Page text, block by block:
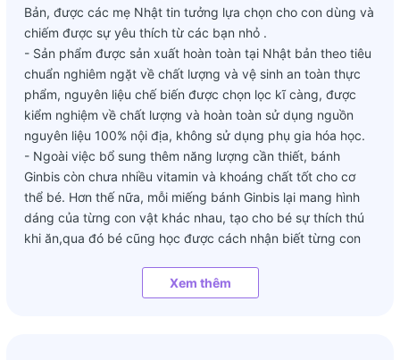
Bản, được các mẹ Nhật tin tưởng lựa chọn cho con dùng và
chiếm được sự yêu thích từ các bạn nhỏ .
- Sản phẩm được sản xuất hoàn toàn tại Nhật bản theo tiêu
chuẩn nghiêm ngặt về chất lượng và vệ sinh an toàn thực
phẩm, nguyên liệu chế biến được chọn lọc kĩ càng, được
kiểm nghiệm về chất lượng và hoàn toàn sử dụng nguồn
nguyên liệu 100% nội địa, không sử dụng phụ gia hóa học.
- Ngoài việc bổ sung thêm năng lượng cần thiết, bánh
Ginbis còn chưa nhiều vitamin và khoáng chất tốt cho cơ
thể bé. Hơn thế nữa, mỗi miếng bánh Ginbis lại mang hình
dáng của từng con vật khác nhau, tạo cho bé sự thích thú
khi ăn,qua đó bé cũng học được cách nhận biết từng con
- Không chỉ vậy, trong bánh Ginbis còn chứa dầu cá chứa
Xem thêm